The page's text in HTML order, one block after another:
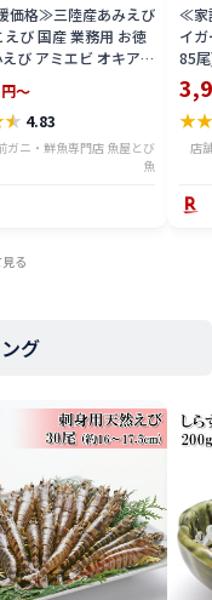
価格≫三陸産あみえび
び 国産 業務用 お徳
び アミエビ オキアミ
老 お好み焼き チャー
ば かき揚げ おつまみ
円～
★ 4.83
ガニ・鮮魚専門店 魚屋とび
魚
≪家
イ
85
ブラ
料
★
店
る
グ